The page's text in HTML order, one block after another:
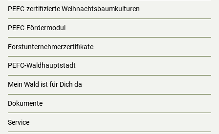
PEFC-zertifizierte Weihnachtsbaumkulturen
PEFC-Fördermodul
Forstunternehmerzertifikate
PEFC-Waldhauptstadt
Mein Wald ist für Dich da
Dokumente
Service